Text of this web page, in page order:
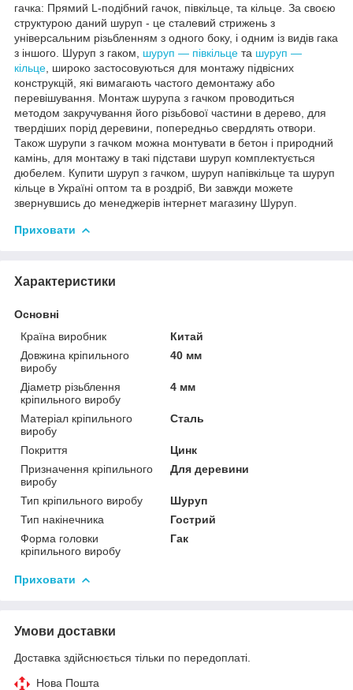
гачка: Прямий L-подібний гачок, півкільце, та кільце. За своєю
структурою даний шуруп - це сталевий стрижень з
універсальним різьбленням з одного боку, і одним із видів гака
з іншого. Шуруп з гаком, шуруп ― півкільце та шуруп ―
кільце , широко застосовуються для монтажу підвісних
конструкцій, які вимагають частого демонтажу або
перевішування. Монтаж шурупа з гачком проводиться
методом закручування його різьбової частини в дерево, для
твердіших порід деревини, попередньо свердлять отвори.
Також шурупи з гачком можна монтувати в бетон і природний
камінь, для монтажу в такі підстави шуруп комплектується
дюбелем. Купити шуруп з гачком, шуруп напівкільце та шуруп
кільце в Україні оптом та в роздріб, Ви завжди можете
звернувшись до менеджерів інтернет магазину Шуруп.
Приховати
Характеристики
Основні
Країна виробник
Китай
Довжина кріпильного
виробу
40 мм
Діаметр різьблення
кріпильного виробу
4 мм
Матеріал кріпильного
виробу
Сталь
Покриття
Цинк
Призначення кріпильного
виробу
Для деревини
Тип кріпильного виробу
Шуруп
Тип накінечника
Гострий
Форма головки
кріпильного виробу
Гак
Приховати
Умови доставки
Доставка здійснюється тільки по передоплаті.
Нова Пошта